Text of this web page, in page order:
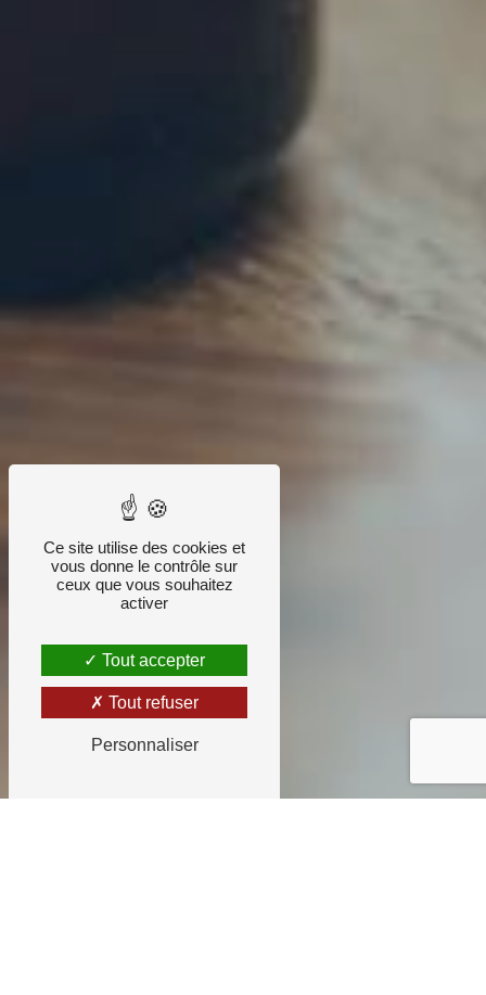
Ce site utilise des cookies et
vous donne le contrôle sur
ceux que vous souhaitez
activer
Tout accepter
Tout refuser
Personnaliser